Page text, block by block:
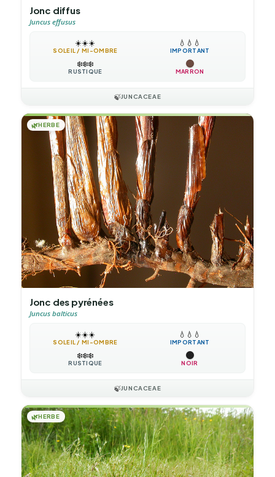
Jonc diffus
Juncus effusus
☀️☀️☀️
SOLEIL / MI-OMBRE
💧 💧 💧
IMPORTANT
❄️❄️❄️
RUSTIQUE MARRON
🍃JUNCACEAE
🌿HERBE
Jonc des pyrénées
Juncus balticus
☀️☀️☀️
SOLEIL / MI-OMBRE
💧 💧 💧
IMPORTANT
❄️❄️❄️
RUSTIQUE NOIR
🍃JUNCACEAE
🌿HERBE